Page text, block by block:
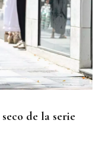
de la serie